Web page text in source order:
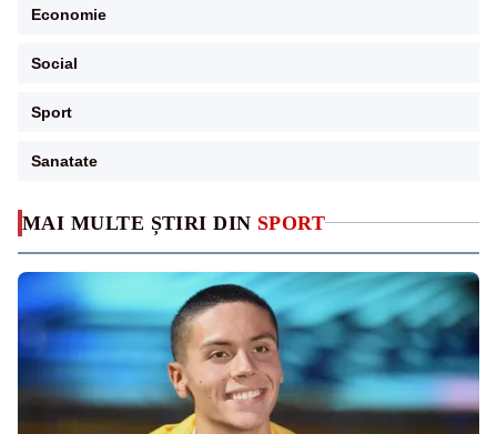
MAI MULTE ȘTIRI DIN SPORT
Economie
Social
Sport
Sanatate